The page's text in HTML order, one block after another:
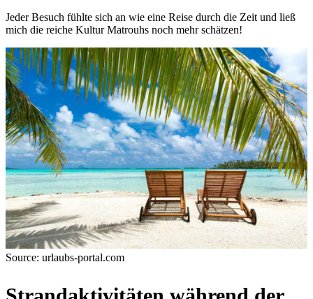
Jeder Besuch fühlte sich an wie eine Reise durch die Zeit und ließ
mich die reiche Kultur Matrouhs noch mehr schätzen!
Source: urlaubs-portal.com